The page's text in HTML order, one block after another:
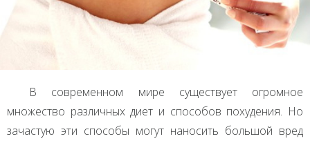
В современном мире существует огромное
множество различных диет и способов похудения. Но
зачастую эти способы могут наносить большой вред